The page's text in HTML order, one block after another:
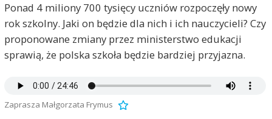
Ponad 4 miliony 700 tysięcy uczniów rozpoczęły nowy
rok szkolny. Jaki on będzie dla nich i ich nauczycieli? Czy
proponowane zmiany przez ministerstwo edukacji
sprawią, że polska szkoła będzie bardziej przyjazna.
Zaprasza Małgorzata Frymus